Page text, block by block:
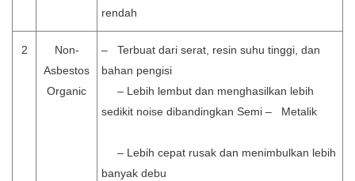
rendah
2
Non-
Asbestos
Organic
– Terbuat dari serat, resin suhu tinggi, dan
bahan pengisi
– Lebih lembut dan menghasilkan lebih
sedikit noise dibandingkan Semi – Metalik
– Lebih cepat rusak dan menimbulkan lebih
banyak debu